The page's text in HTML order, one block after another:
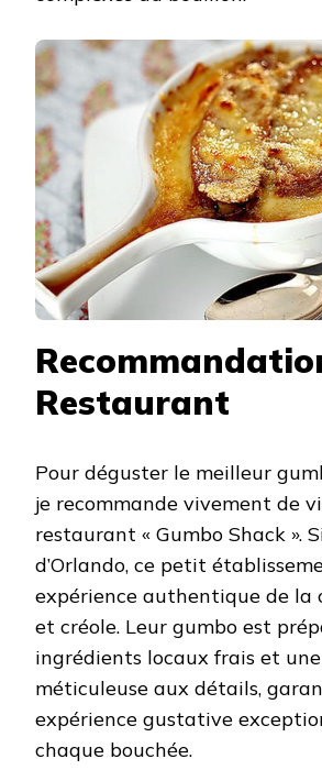
Restaurant
Pour déguster le meilleur
je recommande vivement de
restaurant « Gumbo Shack ».
d’Orlando, ce petit
expérience authentique de la
et créole. Leur gumbo est
ingrédients locaux frais et
méticuleuse aux détails,
expérience gustative
chaque bouchée.